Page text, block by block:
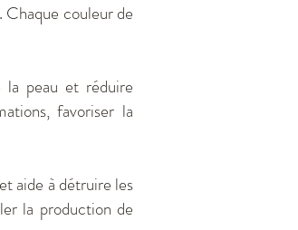
couleur de
la peau et réduire
favoriser la
aide à détruire les
la production de